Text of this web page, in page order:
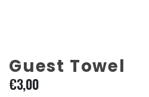
Guest Towel
€3,00